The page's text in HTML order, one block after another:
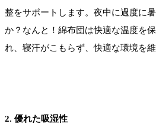
整をサポートします。夜中に過度に
か？なんと！綿布団は快適な温度を
れ、寝汗がこもらず、快適な環境を維
2. 優れた吸湿性